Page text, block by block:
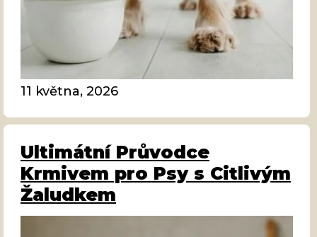
11 května, 2026
Ultimátní Průvodce
Krmivem pro Psy s Citlivým
Žaludkem